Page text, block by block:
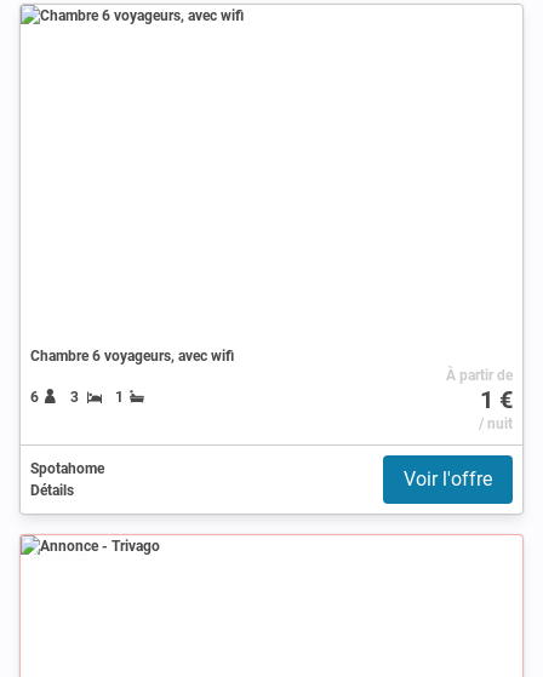
Chambre 6 voyageurs, avec wifi
6 3 1
À partir de
1 €
/ nuit
Spotahome
Détails
Voir l'offre
Annonce